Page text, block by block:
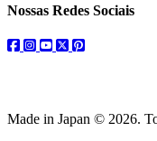
Nossas Redes Sociais
facebook
instagram
youtube
twitterpinterest
Made in Japan © 2026.